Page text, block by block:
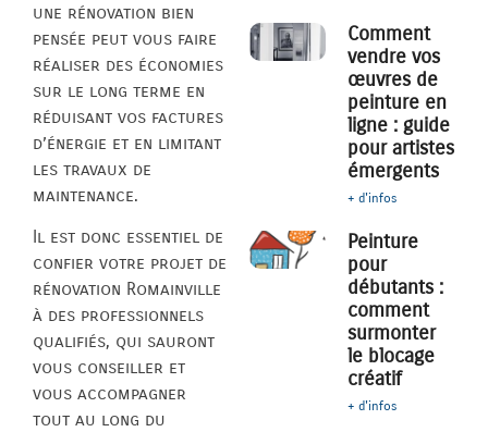
une rénovation bien
pensée peut vous faire
réaliser des économies
sur le long terme en
réduisant vos factures
d’énergie et en limitant
les travaux de
maintenance.
Il est donc essentiel de
confier votre projet de
rénovation Romainville
à des professionnels
qualifiés, qui sauront
vous conseiller et
vous accompagner
tout au long du
Comment
vendre vos
œuvres de
peinture en
ligne : guide
pour artistes
émergents
+ d'infos
Peinture
pour
débutants :
comment
surmonter
le blocage
créatif
+ d'infos